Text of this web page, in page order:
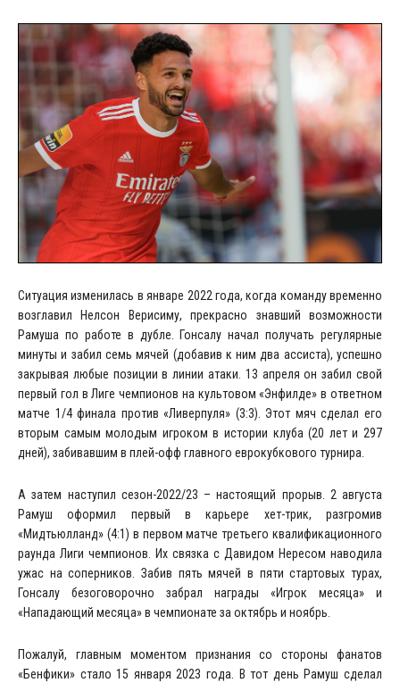
Ситуация изменилась в январе 2022 года, когда команду временно
возглавил Нелсон Верисиму, прекрасно знавший возможности
Рамуша по работе в дубле. Гонсалу начал получать регулярные
минуты и забил семь мячей (добавив к ним два ассиста), успешно
закрывая любые позиции в линии атаки. 13 апреля он забил свой
первый гол в Лиге чемпионов на культовом «Энфилде» в ответном
матче 1/4 финала против «Ливерпуля» (3:3). Этот мяч сделал его
вторым самым молодым игроком в истории клуба (20 лет и 297
дней), забивавшим в плей-офф главного еврокубкового турнира.
А затем наступил сезон-2022/23 – настоящий прорыв. 2 августа
Рамуш оформил первый в карьере хет-трик, разгромив
«Мидтьюлланд» (4:1) в первом матче третьего квалификационного
раунда Лиги чемпионов. Их связка с Давидом Нересом наводила
ужас на соперников. Забив пять мячей в пяти стартовых турах,
Гонсалу безоговорочно забрал награды «Игрок месяца» и
«Нападающий месяца» в чемпионате за октябрь и ноябрь.
Пожалуй, главным моментом признания со стороны фанатов
«Бенфики» стало 15 января 2023 года. В тот день Рамуш сделал